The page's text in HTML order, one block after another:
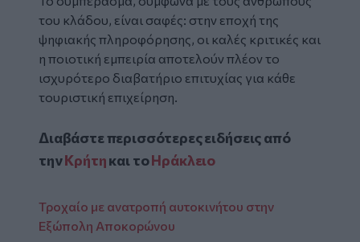
του κλάδου, είναι σαφές: στην εποχή της
ψηφιακής πληροφόρησης, οι καλές κριτικές και
η ποιοτική εμπειρία αποτελούν πλέον το
ισχυρότερο διαβατήριο επιτυχίας για κάθε
τουριστική επιχείρηση.
Διαβάστε περισσότερες ειδήσεις από
τηνΚρήτηκαι τοΗράκλειο
Τροχαίο με ανατροπή αυτοκινήτου στην
Εξώπολη Αποκορώνου